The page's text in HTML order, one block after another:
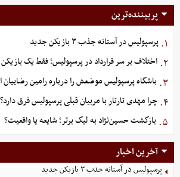
پربیننده‌ترین
۱. پرسپولیس در آستانه جذب ۳ بازیکن جدید
۲. اختلاف بر سر قرارداد در پرسپولیس؛ فقط یک
۳. باشگاه پرسپولیس موضعش را درباره رامین رضاییان
۴. چرا مهدی تارتار با مربیان قبلی پرسپولیس فرق دارد؟
۵. بازگشت حسین‌نژاد به لیگ برتر؛ شایعه یا واقعیت؟
آخرین اخبار
پرسپولیس در آستانه جذب ۳ بازیکن جدید